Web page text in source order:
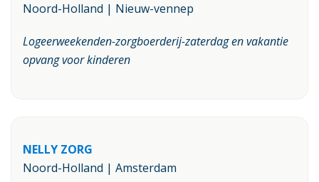
Noord-Holland | Nieuw-vennep
Logeerweekenden-zorgboerderij-zaterdag en vakantie
opvang voor kinderen
NELLY ZORG
Noord-Holland | Amsterdam